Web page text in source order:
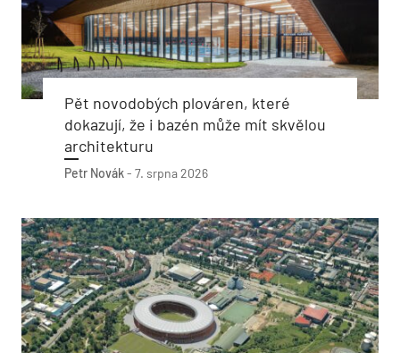
Pět novodobých plováren, které
dokazují, že i bazén může mít skvělou
architekturu
Petr Novák- 7. srpna 2026